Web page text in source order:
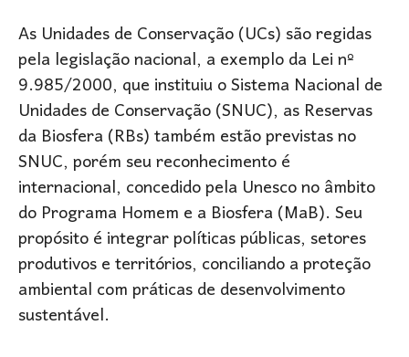
As Unidades de Conservação (UCs) são regidas
pela legislação nacional, a exemplo da Lei nº
9.985/2000, que instituiu o Sistema Nacional de
Unidades de Conservação (SNUC), as Reservas
da Biosfera (RBs) também estão previstas no
SNUC, porém seu reconhecimento é
internacional, concedido pela Unesco no âmbito
do Programa Homem e a Biosfera (MaB). Seu
propósito é integrar políticas públicas, setores
produtivos e territórios, conciliando a proteção
ambiental com práticas de desenvolvimento
sustentável.